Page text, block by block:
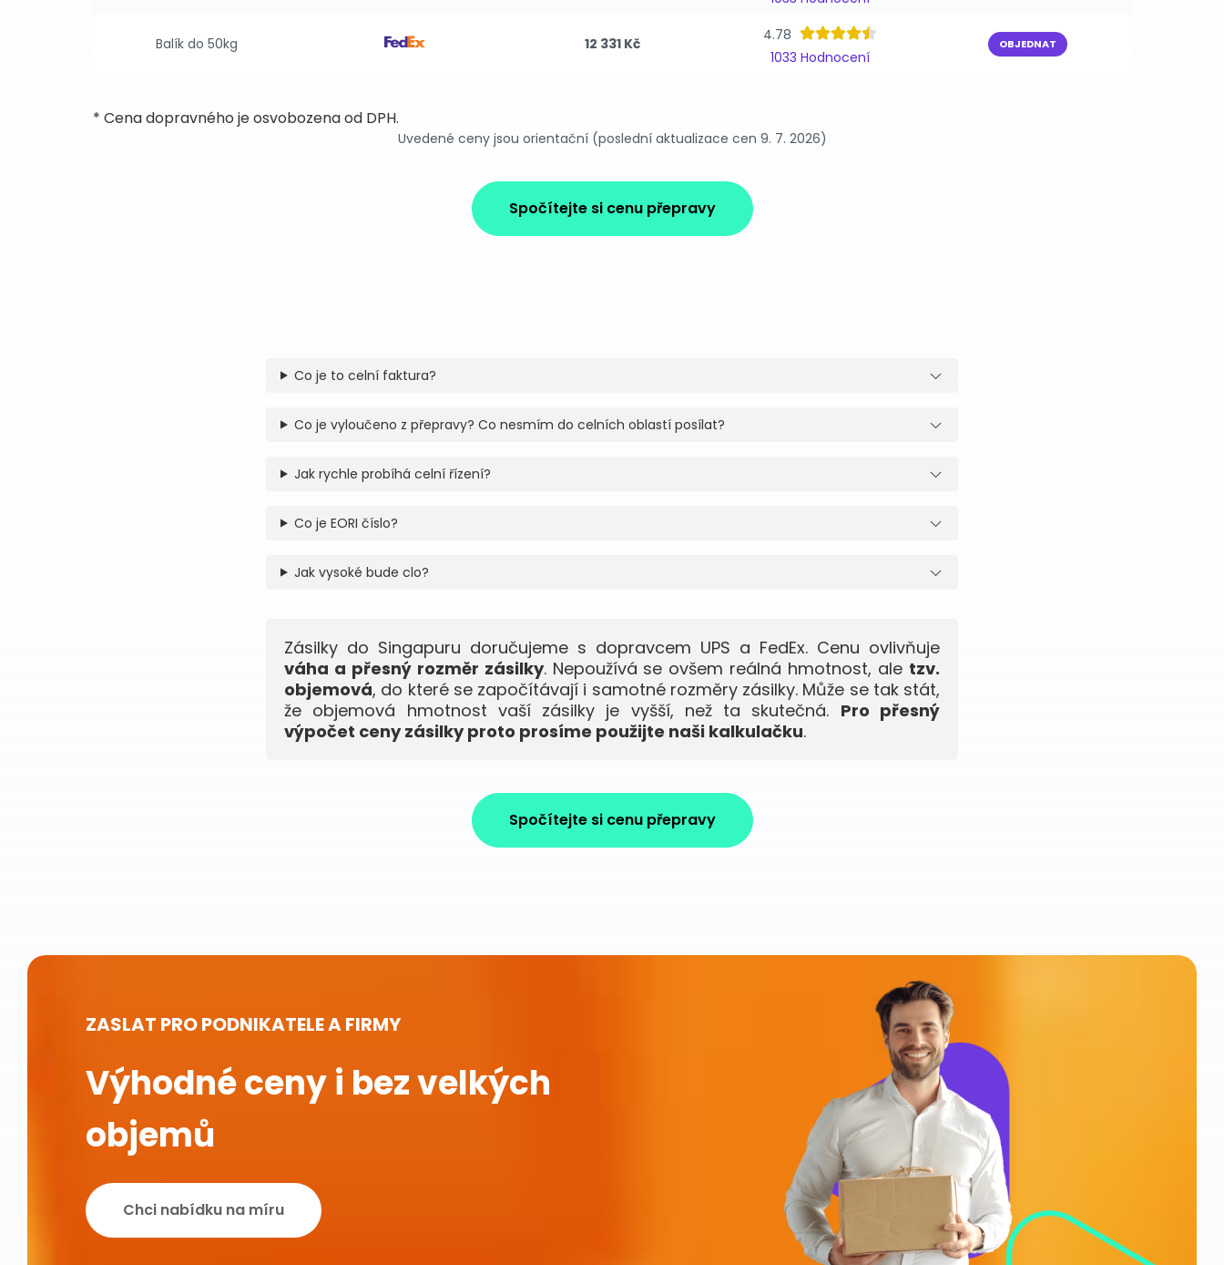
Balík do 50kg 12 331 Kč
4.78
1033 Hodnocení
OBJEDNAT
* Cena dopravného je osvobozena od DPH.
Uvedené ceny jsou orientační (poslední aktualizace cen 9. 7. 2026)
Spočítejte si cenu přepravy
Co je to celní faktura?
Co je vyloučeno z přepravy? Co nesmím do celních oblastí posílat?
Jak rychle probíhá celní řízení?
Co je EORI číslo?
Jak vysoké bude clo?
Zásilky do Singapuru doručujeme s dopravcem UPS a FedEx. Cenu ovlivňuje
váha a přesný rozměr zásilky. Nepoužívá se ovšem reálná hmotnost, ale tzv.
objemová, do které se započítávají i samotné rozměry zásilky. Může se tak stát,
že objemová hmotnost vaší zásilky je vyšší, než ta skutečná. Pro přesný
výpočet ceny zásilky proto prosíme použijte naši kalkulačku.
Spočítejte si cenu přepravy
ZASLAT PRO PODNIKATELE A FIRMY
Výhodné ceny i bez velkých
objemů
Chci nabídku na míru